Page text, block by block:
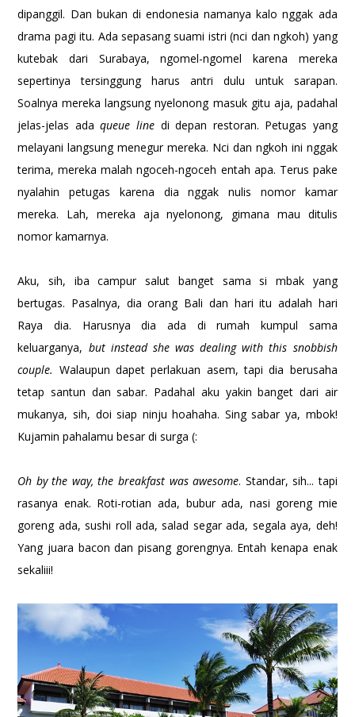
dipanggil. Dan bukan di endonesia namanya kalo nggak ada
drama pagi itu. Ada sepasang suami istri (nci dan ngkoh) yang
kutebak dari Surabaya, ngomel-ngomel karena mereka
sepertinya tersinggung harus antri dulu untuk sarapan.
Soalnya mereka langsung nyelonong masuk gitu aja, padahal
jelas-jelas adaqueue line di depan restoran. Petugas yang
melayani langsung menegur mereka. Nci dan ngkoh ini nggak
terima, mereka malah ngoceh-ngoceh entah apa. Terus pake
nyalahin petugas karena dia nggak nulis nomor kamar
mereka. Lah, mereka aja nyelonong, gimana mau ditulis
nomor kamarnya.
Aku, sih, iba campur salut banget sama si mbak yang
bertugas. Pasalnya, dia orang Bali dan hari itu adalah hari
Raya dia. Harusnya dia ada di rumah kumpul sama
keluarganya, but instead she was dealing with this snobbish
couple. Walaupun dapet perlakuan asem, tapi dia berusaha
tetap santun dan sabar. Padahal aku yakin banget dari air
mukanya, sih, doi siap ninju hoahaha. Sing sabar ya, mbok!
Kujamin pahalamu besar di surga (:
Oh by the way, the breakfast was awesome. Standar, sih... tapi
rasanya enak. Roti-rotian ada, bubur ada, nasi goreng mie
goreng ada, sushi roll ada, salad segar ada, segala aya, deh!
Yang juara bacon dan pisang gorengnya. Entah kenapa enak
sekaliii!